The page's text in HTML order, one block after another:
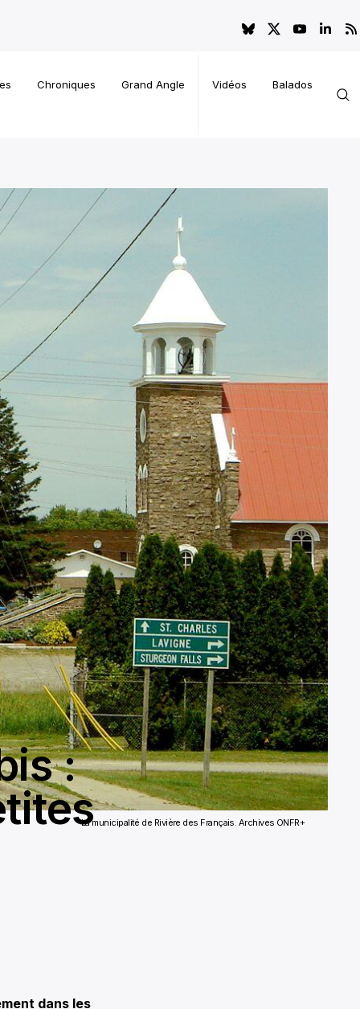
Chroniques Grand Angle Vidéos Balados
La municipalité de Rivière des Français. Archives ONFR+
:
dans les